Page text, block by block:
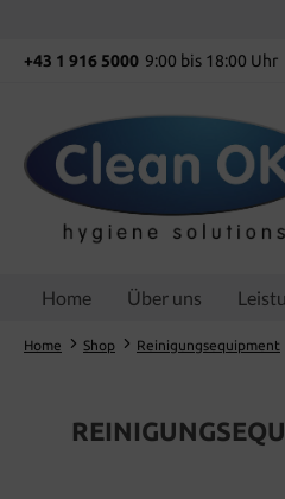
+43 1 916 5000 9:00 bis 18:00 Uhr
Home Über uns
Home Shop Reinigungsequipment